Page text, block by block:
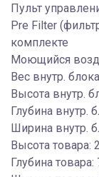
Пульт
Pre Filter
комплекте
Моющийся
Вес внутр.
Высота внутр.
Глубина внутр.
Ширина внутр.
Высота товара:
Глубина товара: